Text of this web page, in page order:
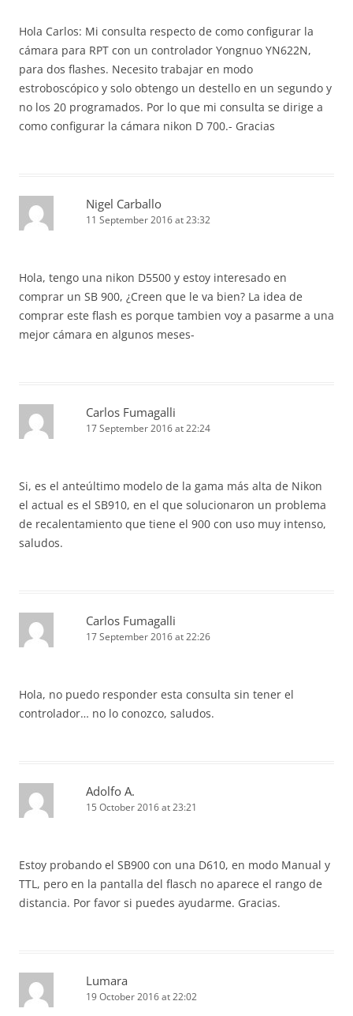
Hola Carlos: Mi consulta respecto de como configurar la
cámara para RPT con un controlador Yongnuo YN622N,
para dos flashes. Necesito trabajar en modo
estroboscópico y solo obtengo un destello en un segundo y
no los 20 programados. Por lo que mi consulta se dirige a
como configurar la cámara nikon D 700.- Gracias
Nigel Carballo
11 September 2016 at 23:32
Hola, tengo una nikon D5500 y estoy interesado en
comprar un SB 900, ¿Creen que le va bien? La idea de
comprar este flash es porque tambien voy a pasarme a una
mejor cámara en algunos meses-
Carlos Fumagalli
17 September 2016 at 22:24
Si, es el anteúltimo modelo de la gama más alta de Nikon
el actual es el SB910, en el que solucionaron un problema
de recalentamiento que tiene el 900 con uso muy intenso,
saludos.
Carlos Fumagalli
17 September 2016 at 22:26
Hola, no puedo responder esta consulta sin tener el
controlador… no lo conozco, saludos.
Adolfo A.
15 October 2016 at 23:21
Estoy probando el SB900 con una D610, en modo Manual y
TTL, pero en la pantalla del flasch no aparece el rango de
distancia. Por favor si puedes ayudarme. Gracias.
Lumara
19 October 2016 at 22:02